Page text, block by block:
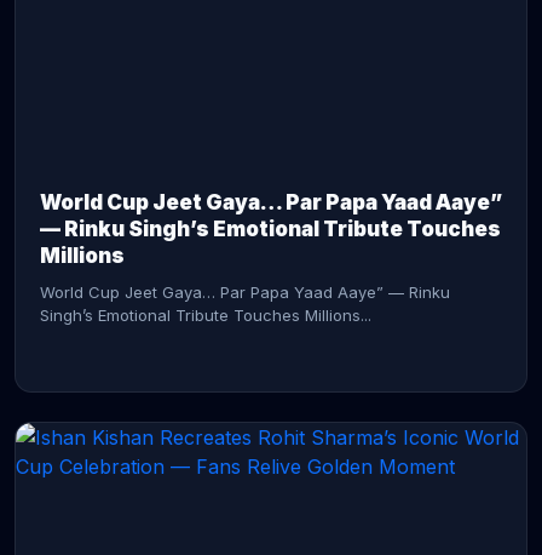
World Cup Jeet Gaya… Par Papa Yaad Aaye”
— Rinku Singh’s Emotional Tribute Touches
Millions
World Cup Jeet Gaya… Par Papa Yaad Aaye” — Rinku
Singh’s Emotional Tribute Touches Millions...